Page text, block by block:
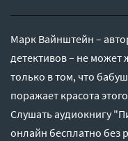
Марк Вайнштейн –
детективов – не может
только в том, что
поражает красота
Слушать аудиокнигу
онлайн бесплатно без